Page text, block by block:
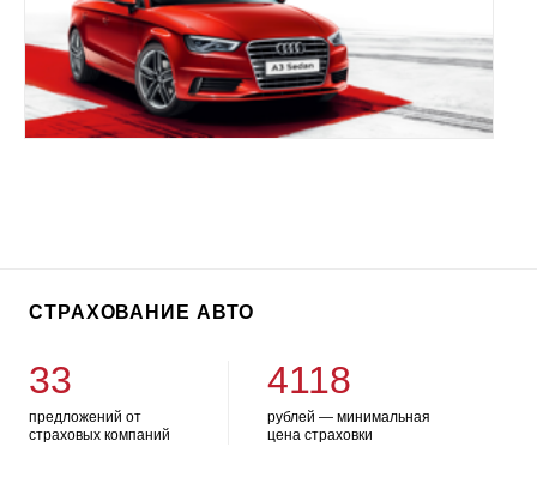
СТРАХОВАНИЕ АВТО
33
предложений от
страховых компаний
4118
рублей — минимальная
цена страховки